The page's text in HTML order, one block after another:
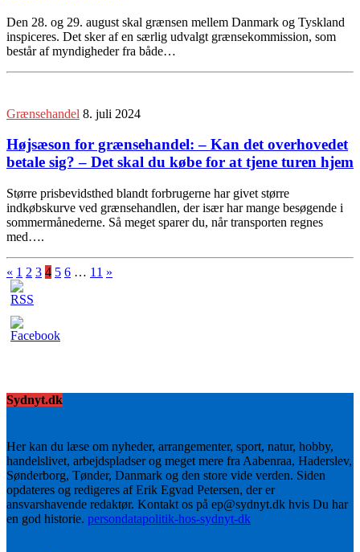
Den 28. og 29. august skal grænsen mellem Danmark og Tyskland
inspiceres. Det sker af en særlig udvalgt grænsekommission, som
består af myndigheder fra både…
Grænsehandel 8. juli 2024
Højsæson for grænsehandel: – Kan det overhovedet
betale sig? – Det skal du købe for at tjene turen hjem
Større prisbevidsthed blandt forbrugerne har givet større
indkøbskurve ved grænsehandlen, der især har mange besøgende i
sommermånederne. Så meget sparer du, når transporten regnes
med….
« 1 2 3 4 5 6 … 11 »
Sydnyt.dk
Her kan du læse om nyheder, arrangementer, sport, natur, hobby,
handelslivet, arbejdspladser og meget mere fra Aabenraa, Haderslev,
Sønderborg, Tønder, Danmark og den store vide verden. Siden
opdateres og redigeres af Erik Egvad Petersen, der er
ansvarshavende redaktør. Kontakt os på ep@sydnyt.dk hvis Du har
en god historie. persondatapolitik-hos-sydnyt-dk